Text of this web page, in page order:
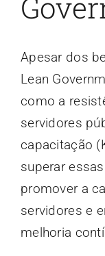
Apesar dos
Lean
como a
servidores
capacitação
superar
promover a
servidores e
melhoria